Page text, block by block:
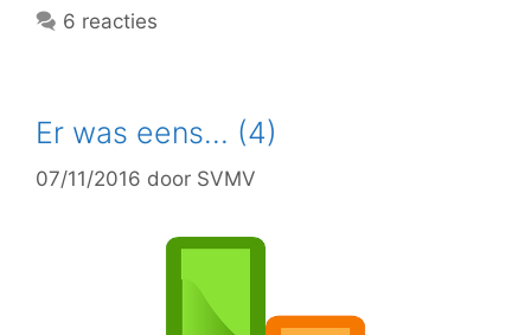
6 reacties
Er was eens… (4)
07/11/2016 door SVMV